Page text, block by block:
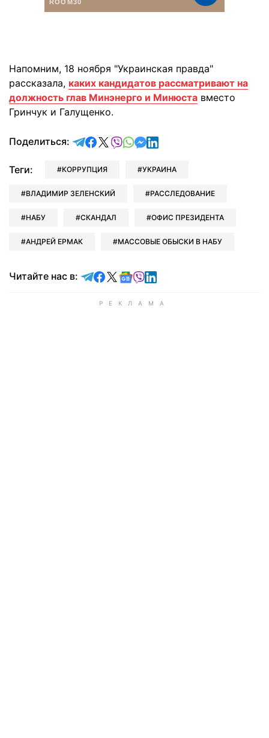
Напомним, 18 ноября "Украинская правда"
рассказала, каких кандидатов рассматривают на
должность глав Минэнерго и Минюста вместо
Гринчук и Галущенко.
Поделиться: отправить в Telegram
поделиться в Facebook
поделиться в X
отправить в Viber
отправить в Whatsapp
отправить в Messenger
отправить в LinkedIn
Теги: КОРРУПЦИЯ УКРАИНА
ВЛАДИМИР ЗЕЛЕНСКИЙ РАССЛЕДОВАНИЕ
НАБУ СКАНДАЛ ОФИС ПРЕЗИДЕНТА
АНДРЕЙ ЕРМАК МАССОВЫЕ ОБЫСКИ В НАБУ
Читайте нас в: Читайте в Telegram
Читайте в Facebook
Читайте в X
Читайте в Google news
Читайте в Viber
Читайте в LinkedIn